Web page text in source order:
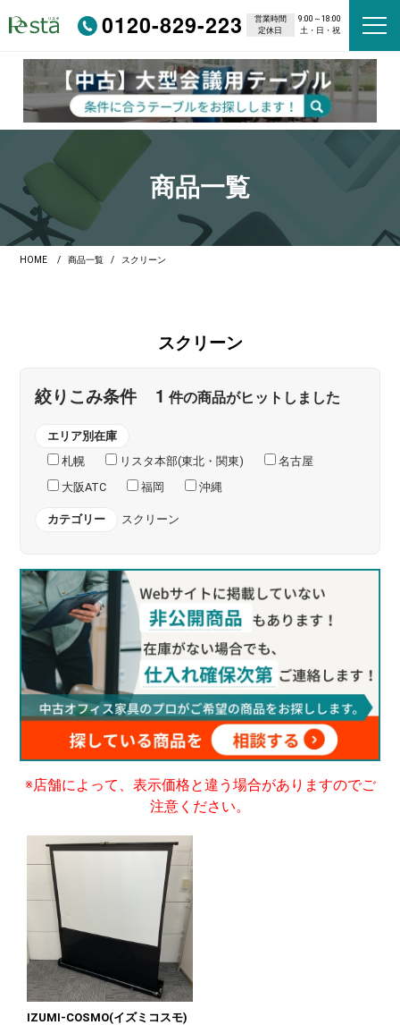
0120-829-223 営業時間
9:00～18:00
定休日
土・日・祝
商品一覧
HOME 商品一覧 スクリーン
スクリーン
絞りこみ条件 1 件の商品がヒットしました
エリア別在庫
札幌
リスタ本部(東北・関東)
名古屋
大阪ATC
福岡 沖縄
カテゴリー スクリーン
※店舗によって、表示価格と違う場合がありますのでご
注意ください。
IZUMI-COSMO(イズミコスモ)